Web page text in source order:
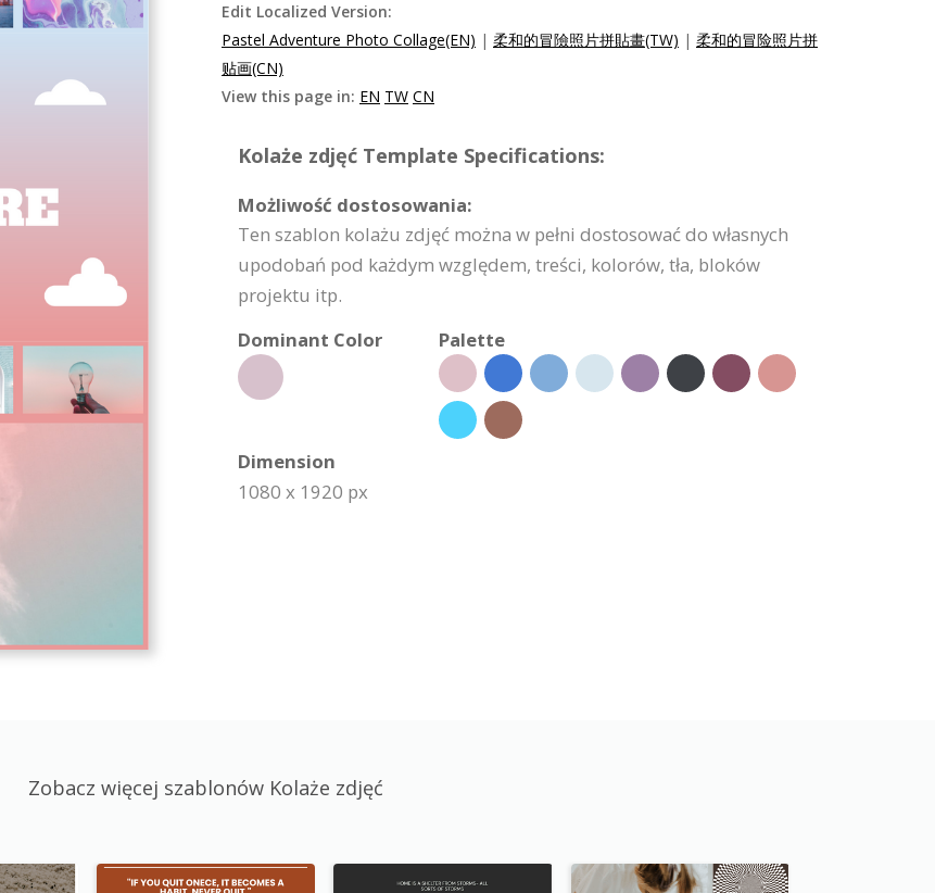
Edit Localized Version:
Pastel Adventure Photo Collage(EN) | 柔和的冒險照片拼貼畫(TW) | 柔和的冒险照片拼
贴画(CN)
View this page in: EN TW CN
Kolaże zdjęć Template Specifications:
Możliwość dostosowania:
Ten szablon kolażu zdjęć można w pełni dostosować do własnych
upodobań pod każdym względem, treści, kolorów, tła, bloków
projektu itp.
Dominant Color
Palette
Dimension
1080 x 1920 px
Zobacz więcej szablonów Kolaże zdjęć